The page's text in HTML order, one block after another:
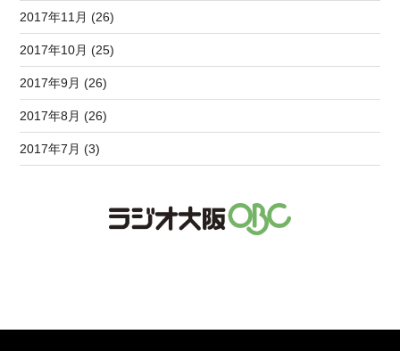
2017年11月 (26)
2017年10月 (25)
2017年9月 (26)
2017年8月 (26)
2017年7月 (3)